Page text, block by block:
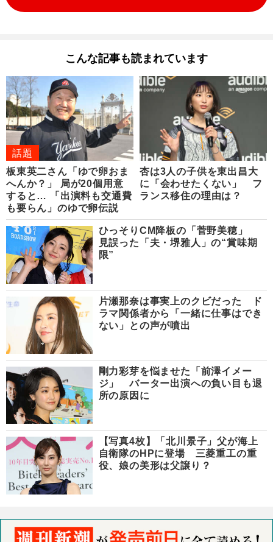
こんな記事も読まれています
話題
板東英二さん「ゆで卵おま
へんか？」 局が20個用意
すると… 「出演料も交通費
も要らん」のゆで卵伝説
杏は3人の子供を東出昌大
に「会わせたくない」 フ
ランス移住の理由は？
ひっそりCM降板の「菅野美穂」
見誤った「夫・堺雅人」の“賞味期
限”
片瀬那奈は事実上のクビだった ド
ラマ関係者から「一緒に仕事はでき
ない」との声が噴出
剛力彩芽を悩ませた「前澤イメー
ジ」 バーター出演への負い目も退
所の原因に
【写真4枚】「北川景子」父が海上
自衛隊のHPに登場 三菱重工の重
役、娘の美形は父譲り？